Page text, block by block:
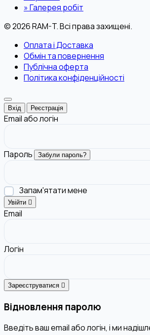
»Галерея робіт
© 2026 RAM-T. Всі права захищені.
Оплата і Доставка
Обмін та повернення
Публічна оферта
Політика конфіденційності
Вхід Реєстрація
Email або логін
Пароль Забули пароль?
Запам'ятати мене
Увійти
Email
Логін
Зареєструватися
Відновлення паролю
Введіть ваш email або логін, і ми